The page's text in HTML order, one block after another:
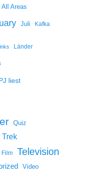
Areas
Juli Kafka
Länder
PJ liest
Quiz
Trek
Film Television
Video